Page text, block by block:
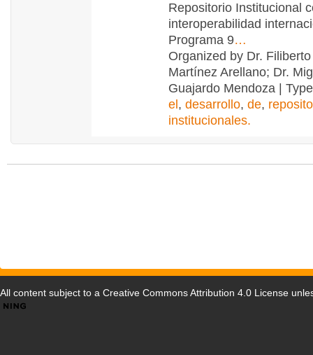
Repositorio Institucional
interoperabilidad
Programa 9…
Organized by Dr.
Martínez Arellano; Dr.
Guajardo Mendoza |
el , desarrollo, de,
institucionales.
All content subject to a Creative Commons Attribution 4.0 License